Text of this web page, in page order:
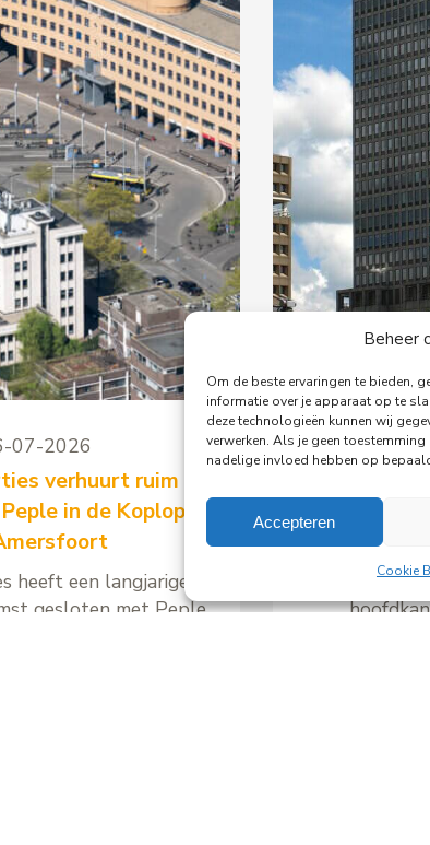
Beheer
Om de beste ervaringen te bieden,
informatie over je apparaat op te
deze technologieën kunnen wij
verwerken. Als je geen
nadelige invloed hebben op
Accepteren
Cookie
07-2026
verhuurt ruim
in de Koploper
heeft een langjarige
gesloten met Peple